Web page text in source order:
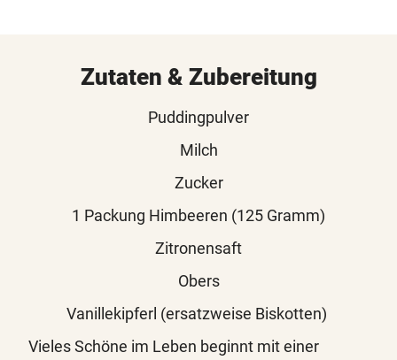
Zutaten & Zubereitung
Puddingpulver
Milch
Zucker
1 Packung Himbeeren (125 Gramm)
Zitronensaft
Obers
Vanillekipferl (ersatzweise Biskotten)
Vieles Schöne im Leben beginnt mit einer